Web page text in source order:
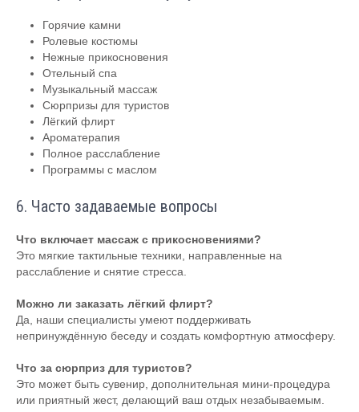
Горячие камни
Ролевые костюмы
Нежные прикосновения
Отельный спа
Музыкальный массаж
Сюрпризы для туристов
Лёгкий флирт
Ароматерапия
Полное расслабление
Программы с маслом
6. Часто задаваемые вопросы
Что включает массаж с прикосновениями?
Это мягкие тактильные техники, направленные на
расслабление и снятие стресса.
Можно ли заказать лёгкий флирт?
Да, наши специалисты умеют поддерживать
непринуждённую беседу и создать комфортную атмосферу.
Что за сюрприз для туристов?
Это может быть сувенир, дополнительная мини‑процедура
или приятный жест, делающий ваш отдых незабываемым.